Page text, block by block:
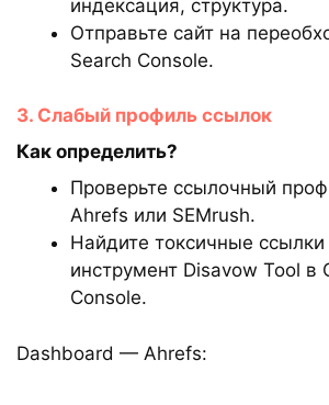
индексация, структура.
Отправьте сайт на
Search Console.
3. Слабый профиль ссылок
Как определить?
Проверьте ссылочный
Ahrefs или SEMrush.
Найдите токсичные ссылки
инструмент Disavow Tool в
Console.
Dashboard — Ahrefs: